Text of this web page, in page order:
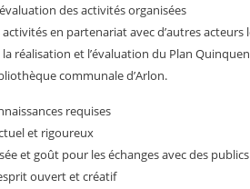
des activités organisées
activités en partenariat avec d’autres
la réalisation et l’évaluation du Plan
communale d’Arlon.
requises
et rigoureux
et goût pour les échanges avec des
ouvert et créatif